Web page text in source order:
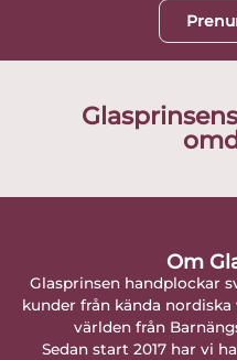
Om
Glasprinsen handplockar
kunder från kända
världen från
Sedan start 2017 har vi